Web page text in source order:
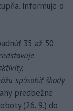
Informuje o
35 až 50
spôsobiť škody
predbežne
(26. 9.) do